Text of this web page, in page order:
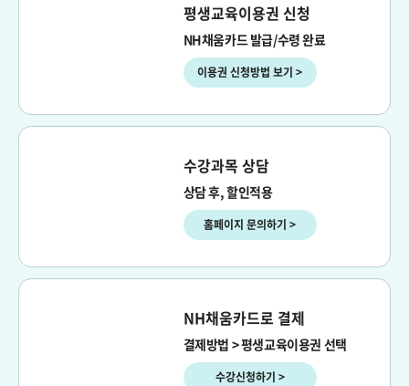
평생교육이용권 신청
NH채움카드 발급/수령 완료
이용권 신청방법 보기 >
수강과목 상담
상담 후, 할인적용
홈페이지 문의하기 >
NH채움카드로 결제
결제방법 > 평생교육이용권 선택
수강신청하기 >